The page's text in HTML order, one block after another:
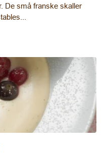
De små franske skaller